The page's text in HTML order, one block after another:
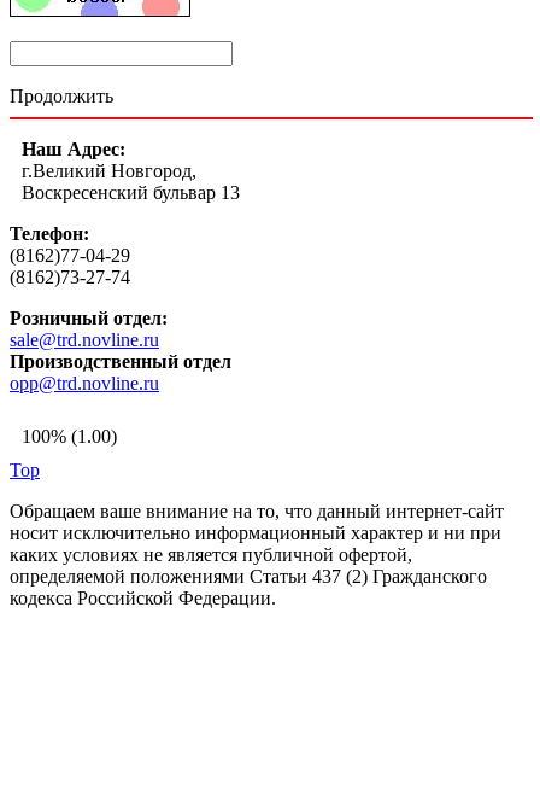
Продолжить
Наш Адрес:
г.Великий Новгород,
Воскресенский бульвар 13
Телефон:
(8162)77-04-29
(8162)73-27-74
Розничный отдел:
sale@trd.novline.ru
Производственный отдел
opp@trd.novline.ru
100% (1.00)
Top
Обращаем ваше внимание на то, что данный интернет-сайт
носит исключительно информационный характер и ни при
каких условиях не является публичной офертой,
определяемой положениями Статьи 437 (2) Гражданского
кодекса Российской Федерации.